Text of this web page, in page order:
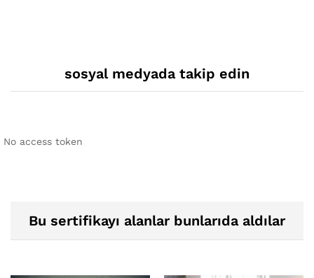
sosyal medyada takip edin
No access token
Bu sertifikayı alanlar bunlarıda aldılar